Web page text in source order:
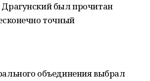
был прочитан
точный
объединения выбрал